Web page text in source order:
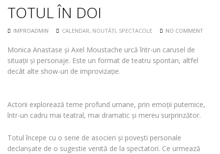
TOTUL ÎN DOI
IMPROADMIN CALENDAR, NOUTĂȚI, SPECTACOLE NO COMMENT
Monica Anastase și Axel Moustache urcă într-un carusel de
situații și personaje. Este un format de teatru spontan, altfel
decât alte show-uri de improvizație.
Actorii explorează teme profund umane, prin emoții puternice,
într-un cadru mai teatral, mai dramatic și mereu surprinzător.
Totul începe cu o serie de asocieri și povești personale
declanșate de o sugestie venită de la spectatori. Ce urmează